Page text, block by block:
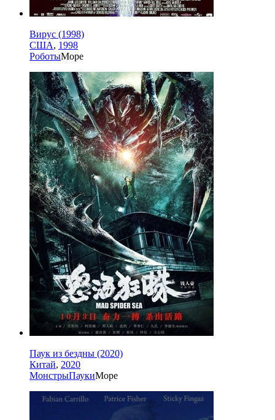
Вирус (1998)
США, 1998
РоботыМоре
Паук из бездны (2020)
Китай, 2020
МонстрыПаукиМоре